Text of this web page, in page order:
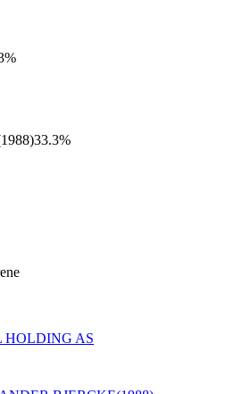
1988)33.3%
HOLDING AS